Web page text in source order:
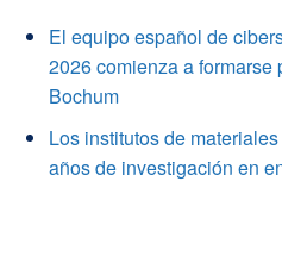
El equipo español de
2026 comienza a formarse
Bochum
Los institutos de
años de investigación en